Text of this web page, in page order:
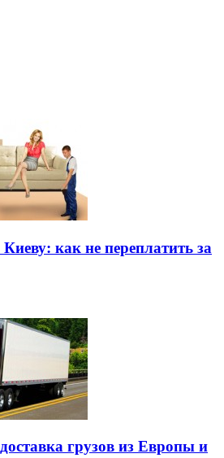
как не переплатить за
грузов из Европы и